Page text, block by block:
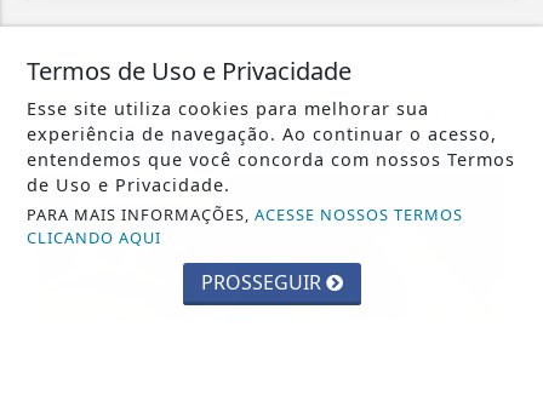
SAÚDE
Controle do colesterol deve começar na
infância, alerta cardiologista
Termos de Uso e Privacidade
Esse site utiliza cookies para melhorar sua
experiência de navegação. Ao continuar o acesso,
entendemos que você concorda com nossos Termos
de Uso e Privacidade.
PARA MAIS INFORMAÇÕES,ACESSE NOSSOS TERMOS
CLICANDO AQUI
PROSSEGUIR